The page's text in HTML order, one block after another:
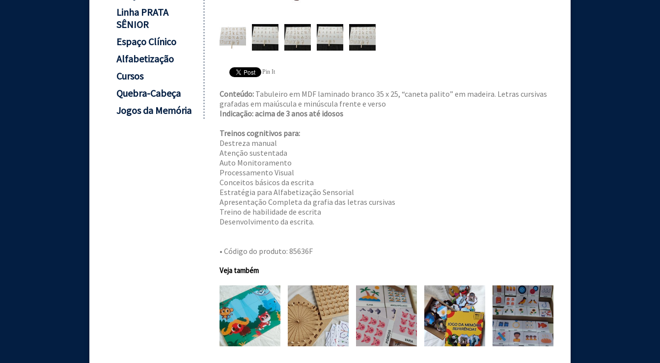
Linha PRATA
SÊNIOR
Espaço Clínico
Alfabetização
Cursos
Quebra-Cabeça
Jogos da Memória
Pin It
Conteúdo: Tabuleiro em MDF laminado branco 35 x 25, “caneta palito” em madeira. Letras cursivas
grafadas em maiúscula e minúscula frente e verso
Indicação: acima de 3 anos até idosos
Treinos cognitivos para:
Destreza manual
Atenção sustentada
Auto Monitoramento
Processamento Visual
Conceitos básicos da escrita
Estratégia para Alfabetização Sensorial
Apresentação Completa da grafia das letras cursivas
Treino de habilidade de escrita
Desenvolvimento da escrita.
• Código do produto: 85636F
Veja também